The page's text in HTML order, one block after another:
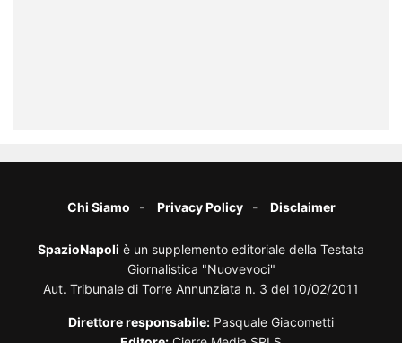
Chi Siamo Privacy Policy Disclaimer
SpazioNapoli è un supplemento editoriale della Testata
Giornalistica "Nuovevoci"
Aut. Tribunale di Torre Annunziata n. 3 del 10/02/2011
Direttore responsabile: Pasquale Giacometti